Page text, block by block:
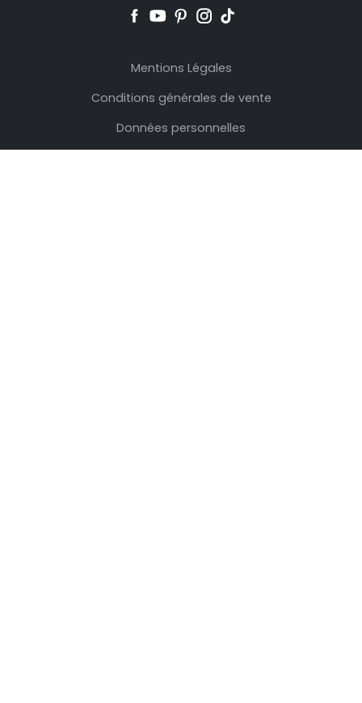
Mentions Légales
Conditions générales de vente
Données personnelles